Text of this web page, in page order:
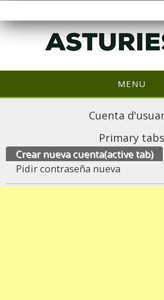
MENU
Cuenta
Primary tabs
Crear nueva cuenta(active tab)
Pidir contraseña nueva